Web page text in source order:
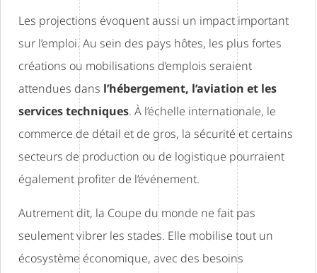
Les projections évoquent aussi un impact important
sur l’emploi. Au sein des pays hôtes, les plus fortes
créations ou mobilisations d’emplois seraient
attendues dans l’hébergement, l’aviation et les
services techniques. À l’échelle internationale, le
commerce de détail et de gros, la sécurité et certains
secteurs de production ou de logistique pourraient
également profiter de l’événement.
Autrement dit, la Coupe du monde ne fait pas
seulement vibrer les stades. Elle mobilise tout un
écosystème économique, avec des besoins